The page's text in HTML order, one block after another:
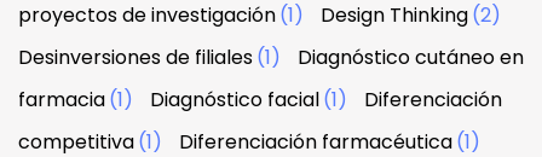
proyectos de investigación(1) Design Thinking(2)
Desinversiones de filiales(1)
Diagnóstico cutáneo en
farmacia(1) Diagnóstico facial(1)
Diferenciación
competitiva(1) Diferenciación farmacéutica(1)